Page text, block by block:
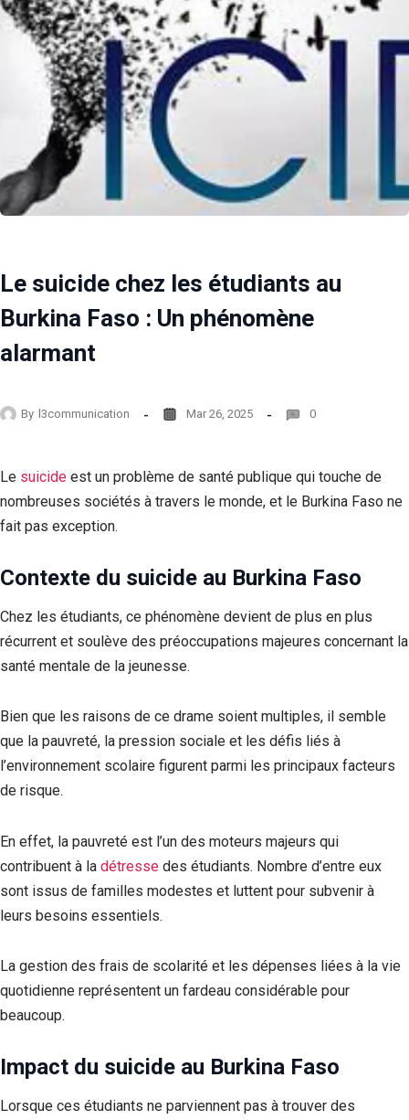
Le suicide chez les étudiants au
Burkina Faso : Un phénomène
alarmant
By l3communication Mar 26, 2025 0
Le suicide est un problème de santé publique qui touche de
nombreuses sociétés à travers le monde, et le Burkina Faso ne
fait pas exception.
Contexte du suicide au Burkina Faso
Chez les étudiants, ce phénomène devient de plus en plus
récurrent et soulève des préoccupations majeures concernant la
santé mentale de la jeunesse.
Bien que les raisons de ce drame soient multiples, il semble
que la pauvreté, la pression sociale et les défis liés à
l’environnement scolaire figurent parmi les principaux facteurs
de risque.
En effet, la pauvreté est l’un des moteurs majeurs qui
contribuent à la détresse des étudiants. Nombre d’entre eux
sont issus de familles modestes et luttent pour subvenir à
leurs besoins essentiels.
La gestion des frais de scolarité et les dépenses liées à la vie
quotidienne représentent un fardeau considérable pour
beaucoup.
Impact du suicide au Burkina Faso
Lorsque ces étudiants ne parviennent pas à trouver des